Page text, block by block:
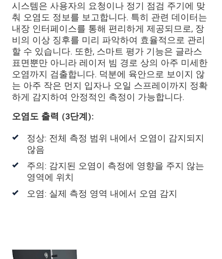
시스템은 사용자의 요청이나 정기 점검 주기에 맞
춰 오염도 정보를 보고합니다. 특히 관련 데이터는
내장 인터페이스를 통해 편리하게 제공되므로, 장
비의 이상 징후를 미리 파악하여 효율적으로 관리
할 수 있습니다. 또한, 스마트 평가 기능은 글라스
표면뿐만 아니라 레이저 빔 경로 상의 아주 미세한
오염까지 검출합니다. 덕분에 육안으로 보이지 않
는 아주 작은 먼지 입자나 오일 스프레이까지 정확
하게 감지하여 안정적인 측정이 가능합니다.
오염도 출력 (3단계):
정상: 전체 측정 범위 내에서 오염이 감지되지
않음
주의: 감지된 오염이 측정에 영향을 주지 않는
영역에 위치
오염: 실제 측정 영역 내에서 오염 감지